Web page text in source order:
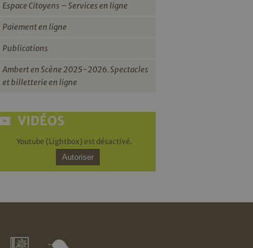
Espace Citoyens – Services en ligne
Paiement en ligne
Publications
Ambert en Scène 2025-2026. Spectacles
et billetterie en ligne
VIDÉOS
Youtube (Lightbox) est désactivé.
Autoriser